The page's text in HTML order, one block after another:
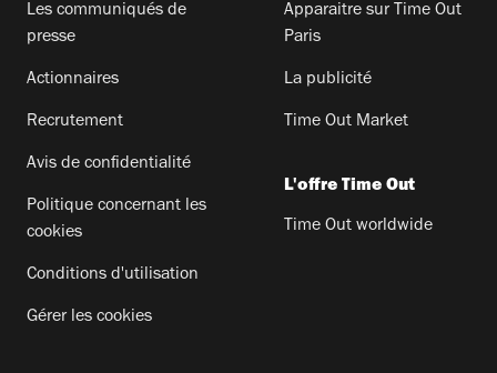
Les communiqués de
presse
Actionnaires
Recrutement
Avis de confidentialité
Politique concernant les
cookies
Conditions d'utilisation
Gérer les cookies
Apparaitre sur Time Out
Paris
La publicité
Time Out Market
L'offre Time Out
Time Out worldwide